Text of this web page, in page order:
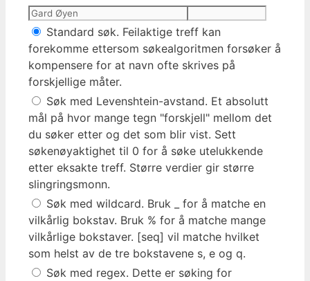
Standard søk. Feilaktige treff kan
forekomme ettersom søkealgoritmen forsøker å
kompensere for at navn ofte skrives på
forskjellige måter.
Søk med Levenshtein-avstand. Et absolutt
mål på hvor mange tegn "forskjell" mellom det
du søker etter og det som blir vist. Sett
søkenøyaktighet til 0 for å søke utelukkende
etter eksakte treff. Større verdier gir større
slingringsmonn.
Søk med wildcard. Bruk _ for å matche en
vilkårlig bokstav. Bruk % for å matche mange
vilkårlige bokstaver. [seq] vil matche hvilket
som helst av de tre bokstavene s, e og q.
Søk med regex. Dette er søking for